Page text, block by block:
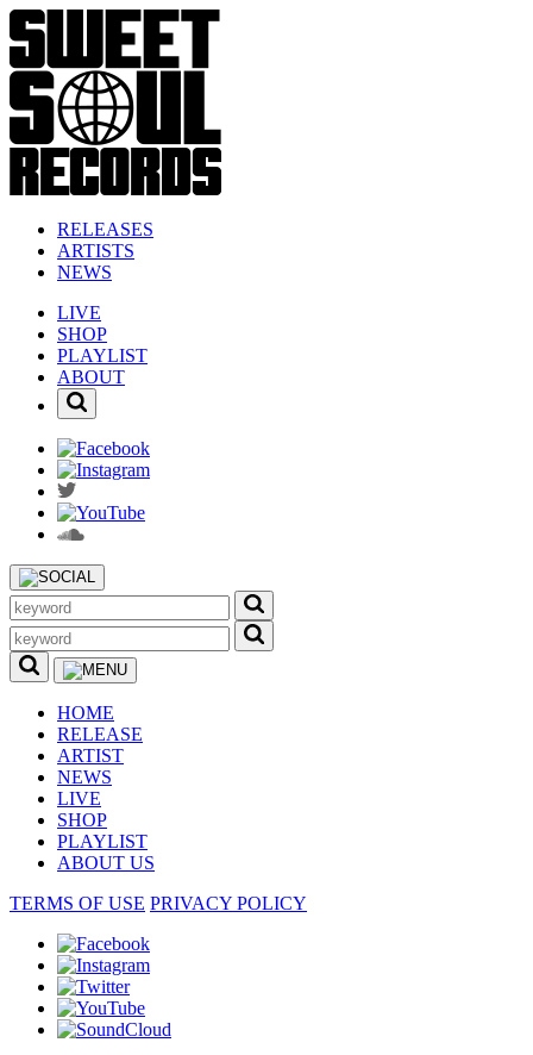
RELEASES
ARTISTS
NEWS
LIVE
SHOP
PLAYLIST
ABOUT
HOME
RELEASE
ARTIST
NEWS
LIVE
SHOP
PLAYLIST
ABOUT US
TERMS OF USE PRIVACY POLICY